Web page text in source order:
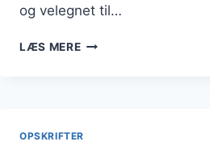
og velegnet til…
LÆS MEREBØNNESALAT
OPSKRIFTER